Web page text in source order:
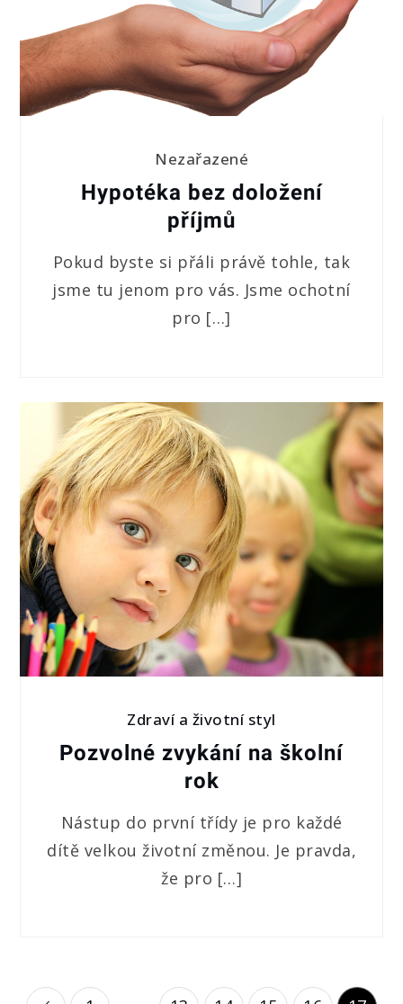
Nezařazené
Hypotéka bez doložení
příjmů
Pokud byste si přáli právě tohle, tak
jsme tu jenom pro vás. Jsme ochotní
pro […]
Zdraví a životní styl
Pozvolné zvykání na školní
rok
Nástup do první třídy je pro každé
dítě velkou životní změnou. Je pravda,
že pro […]